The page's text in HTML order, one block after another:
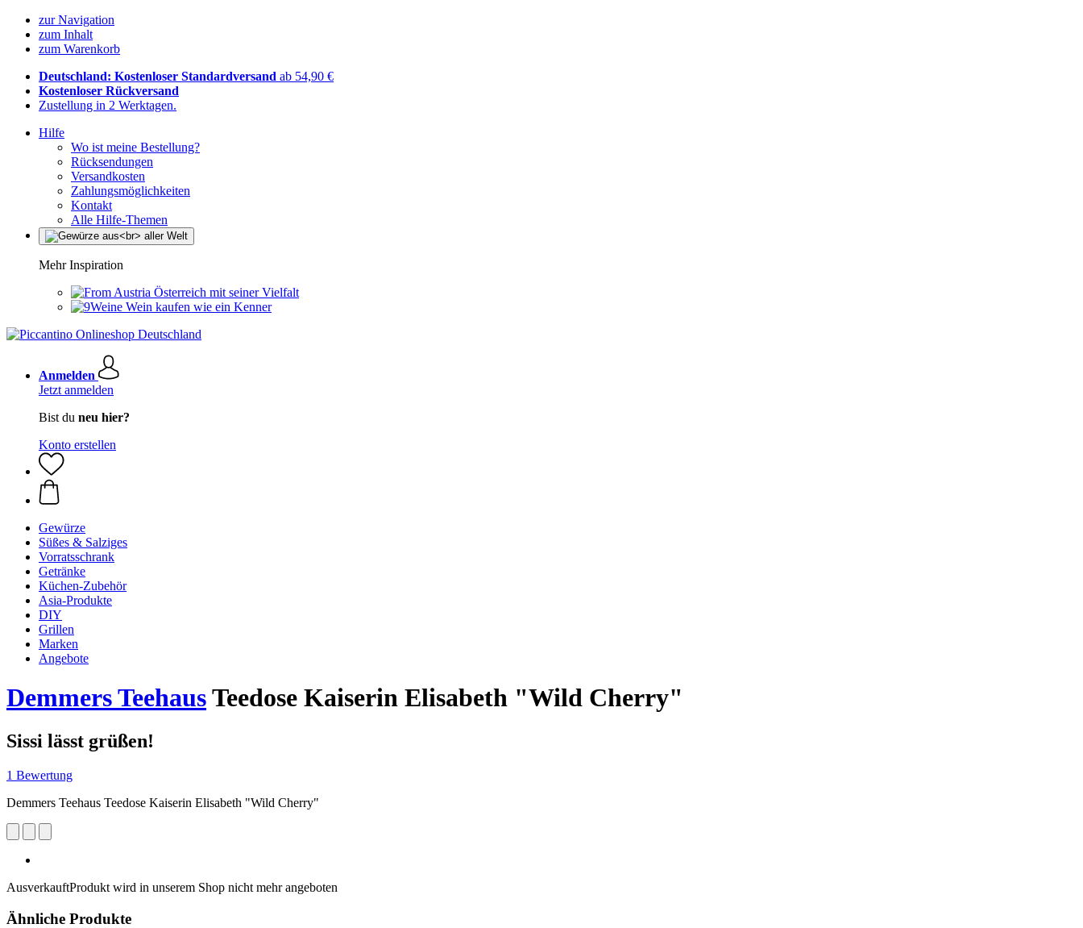
zur Navigation
zum Inhalt
zum Warenkorb
Deutschland: Kostenloser Standardversand ab 54,90 €
Kostenloser Rückversand
Zustellung in 2 Werktagen.
Hilfe
Wo ist meine Bestellung?
Rücksendungen
Versandkosten
Zahlungsmöglichkeiten
Kontakt
Alle Hilfe-Themen
Mehr Inspiration
Österreich mit seiner Vielfalt
Wein kaufen wie ein Kenner
Anmelden
Jetzt anmelden
Bist du neu hier?
Konto erstellen
Gewürze
Süßes & Salziges
Vorratsschrank
Getränke
Küchen-Zubehör
Asia-Produkte
DIY
Grillen
Marken
Angebote
Demmers TeehausTeedose Kaiserin Elisabeth "Wild Cherry"
Sissi lässt grüßen!
1 Bewertung
Demmers Teehaus Teedose Kaiserin Elisabeth "Wild Cherry"
AusverkauftProdukt wird in unserem Shop nicht mehr angeboten
Ähnliche Produkte